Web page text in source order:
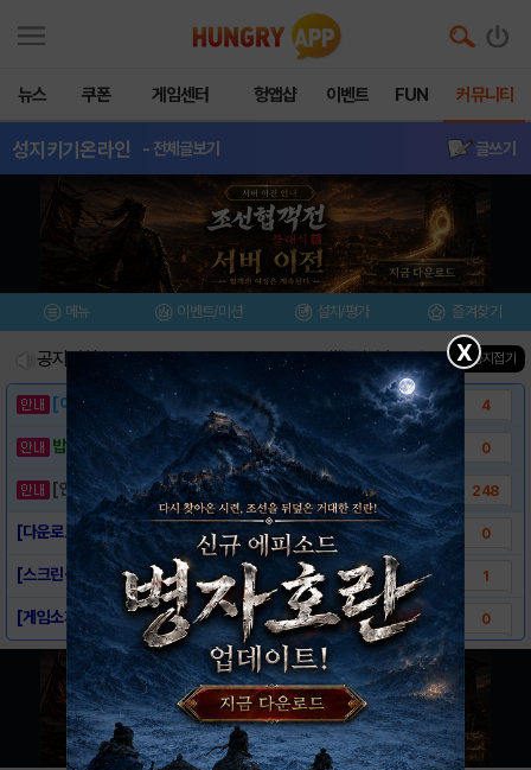
뉴스 쿠폰 게임센터 헝앱샵 이벤트 FUN 커뮤니티
성지키기온라인 - 전체글보기 글쓰기
메뉴 이벤트/미션 설치/평가 즐겨찾기
공지사항 진행중인 이벤트 ▲ 공지접기
[이벤트] 웃음으로 매일매일 해피! 유머 게시.. 4
밥알이의 헝앱통신 ⑲ “밥알이, 드디어 멀티를.. 0
[안내] 헝그리앱 필수 상식! 밥알 획득 안내.. 248
[다운로드링크] - 성지키기 온라인 0
[스크린샷] - 성지키기 온라인 1
[게임소개] - 성지키기 온라인 0
X